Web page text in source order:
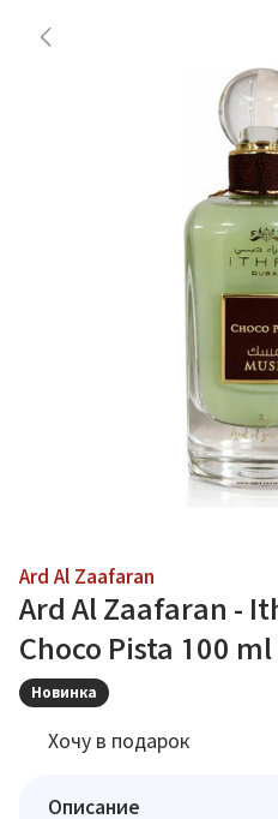
Ard Al Zaafaran
Ard Al Zaafaran -
Choco Pista 100 ml
Новинка
Хочу в подарок
Описание